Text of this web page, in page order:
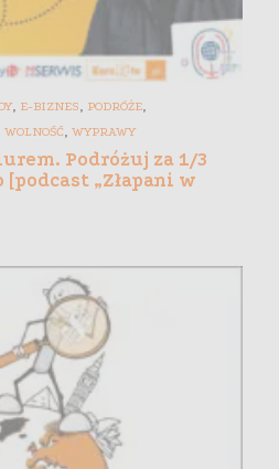
, E-BIZNES, PODRÓŻE,
WOLNOŚĆ, WYPRAWY
Podróżuj za 1/3
„Złapani w